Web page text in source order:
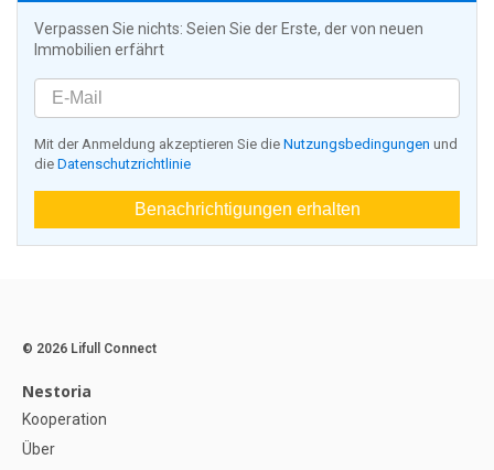
Verpassen Sie nichts: Seien Sie der Erste, der von neuen
Immobilien erfährt
Mit der Anmeldung akzeptieren Sie die Nutzungsbedingungen und
die Datenschutzrichtlinie
Benachrichtigungen erhalten
© 2026 Lifull Connect
Nestoria
Kooperation
Über